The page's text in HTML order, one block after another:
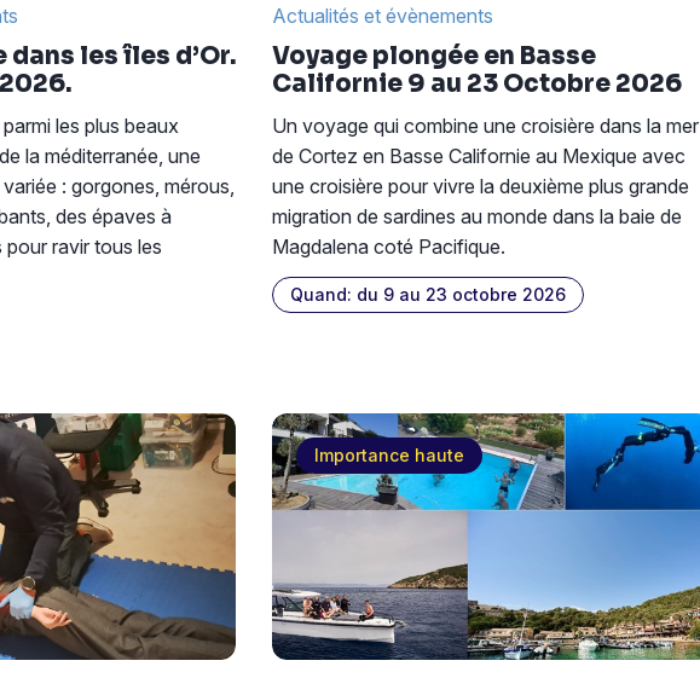
les îles d’Or.
les plus beaux
la méditerranée, une
: gorgones, mérous,
des épaves à
ravir tous les
Actualités et évènements
Voyage plongée en Basse
Californie 9 au 23 Octobre 2026
Un voyage qui combine une croisière dans la mer
de Cortez en Basse Californie au Mexique avec
une croisière pour vivre la deuxième plus grande
migration de sardines au monde dans la baie de
Magdalena coté Pacifique.
Quand: du 9 au 23 octobre 2026
Importance haute